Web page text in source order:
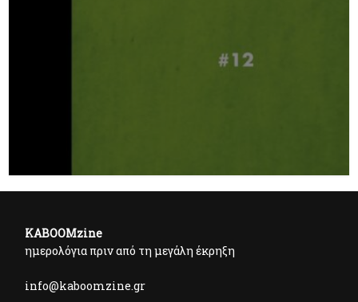
KABOOMzine
ημερολόγια πριν από τη μεγάλη έκρηξη
info@kaboomzine.gr